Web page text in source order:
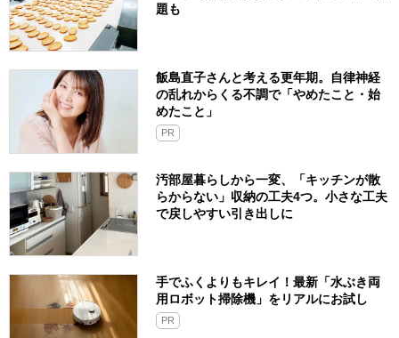
題も
飯島直子さんと考える更年期。自律神経
の乱れからくる不調で「やめたこと・始
めたこと」
PR
汚部屋暮らしから一変、「キッチンが散
らからない」収納の工夫4つ。小さな工夫
で戻しやすい引き出しに
手でふくよりもキレイ！最新「水ぶき両
用ロボット掃除機」をリアルにお試し
PR